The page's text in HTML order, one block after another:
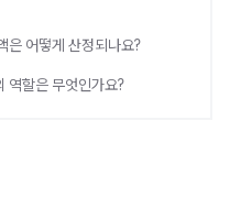
은 어떻게 산정되나요?
역할은 무엇인가요?